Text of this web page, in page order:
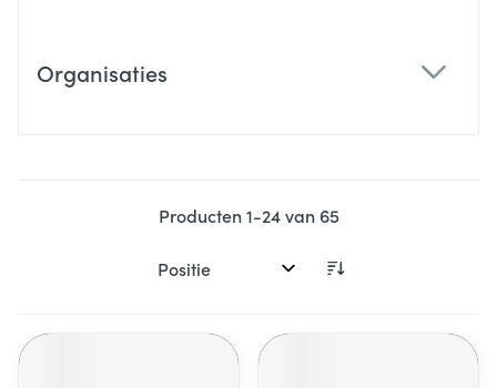
Organisaties
Producten1-24van 65
Sorteer op: